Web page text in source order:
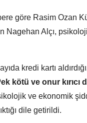
göre Rasim Ozan
Nagehan Alçı,
kredi kartı
kötü ve onur kırıcı
ve ekonomik
dile getirildi.